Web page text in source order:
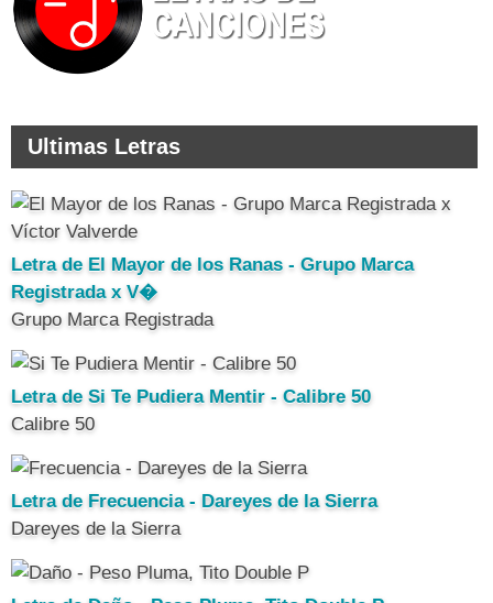
Ultimas Letras
Letra de El Mayor de los Ranas - Grupo Marca
Registrada x V�
Grupo Marca Registrada
Letra de Si Te Pudiera Mentir - Calibre 50
Calibre 50
Letra de Frecuencia - Dareyes de la Sierra
Dareyes de la Sierra